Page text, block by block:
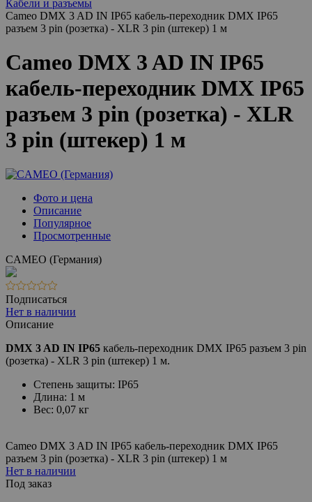
Кабели и разъемы
Cameo DMX 3 AD IN IP65 кабель-переходник DMX IP65
разъем 3 pin (розетка) - XLR 3 pin (штекер) 1 м
Cameo DMX 3 AD IN IP65
кабель-переходник DMX IP65
разъем 3 pin (розетка) - XLR
3 pin (штекер) 1 м
Фото и цена
Описание
Популярное
Просмотренные
CAMEO (Германия)
Подписаться
Нет в наличии
Описание
DMX 3 AD IN IP65 кабель-переходник DMX IP65 разъем 3 pin
(розетка) - XLR 3 pin (штекер) 1 м.
Степень защиты: IP65
Длина: 1 м
Вес: 0,07 кг
Cameo DMX 3 AD IN IP65 кабель-переходник DMX IP65
разъем 3 pin (розетка) - XLR 3 pin (штекер) 1 м
Нет в наличии
Под заказ